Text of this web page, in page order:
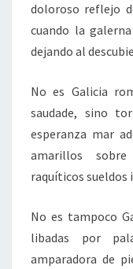
doloroso reflejo
cuando la
dejando al
No es Galicia
saudade, sino
esperanza mar
amarillos
raquíticos
No es tampoco
libadas por
amparadora de